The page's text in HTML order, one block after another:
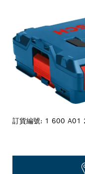
訂貨編號: 1 600 A01